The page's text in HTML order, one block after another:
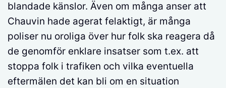
blandade känslor. Även om många anser att
Chauvin hade agerat felaktigt, är många
poliser nu oroliga över hur folk ska reagera då
de genomför enklare insatser som t.ex. att
stoppa folk i trafiken och vilka eventuella
eftermälen det kan bli om en situation